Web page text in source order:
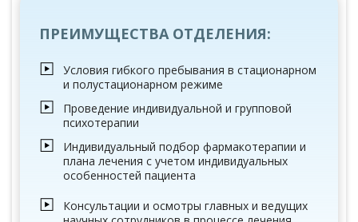
ПРЕИМУЩЕСТВА ОТДЕЛЕНИЯ:
Условия гибкого пребывания в стационарном
и полустационарном режиме
Проведение индивидуальной и групповой
психотерапии
Индивидуальный подбор фармакотерапии и
плана лечения с учетом индивидуальных
особенностей пациента
Консультации и осмотры главных и ведущих